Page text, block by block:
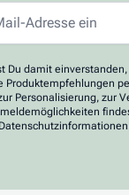
Du damit
Produktempfehlungen
Personalisierung, zur